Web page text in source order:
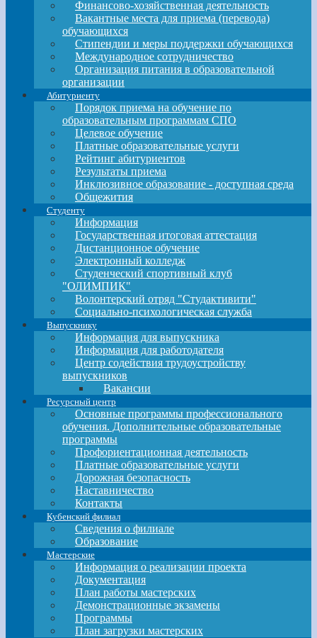
Финансово-хозяйственная деятельность
Вакантные места для приема (перевода)
обучающихся
Стипендии и меры поддержки обучающихся
Международное сотрудничество
Организация питания в образовательной
организации
Абитуриенту
Порядок приема на обучение по
образовательным программам СПО
Целевое обучение
Платные образовательные услуги
Рейтинг абитуриентов
Результаты приема
Инклюзивное образование - доступная среда
Общежития
Студенту
Информация
Государственная итоговая аттестация
Дистанционное обучение
Электронный колледж
Студенческий спортивный клуб
"ОЛИМПИК"
Волонтерский отряд "Студактивити"
Социально-психологическая служба
Выпускнику
Информация для выпускника
Информация для работодателя
Центр содействия трудоустройству
выпускников
Вакансии
Ресурсный центр
Основные программы профессионального
обучения. Дополнительные образовательные
программы
Профориентационная деятельность
Платные образовательные услуги
Дорожная безопасность
Наставничество
Контакты
Кубенский филиал
Сведения о филиале
Образование
Мастерские
Информация о реализации проекта
Документация
План работы мастерских
Демонстрационные экзамены
Программы
План загрузки мастерских